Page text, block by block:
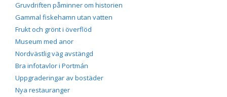
Gruvdriften påminner om historien
Gammal fiskehamn utan vatten
Frukt och grönt i överflöd
Museum med anor
Nordvästlig väg avstängd
Bra infotavlor i Portmán
Uppgraderingar av bostäder
Nya restauranger